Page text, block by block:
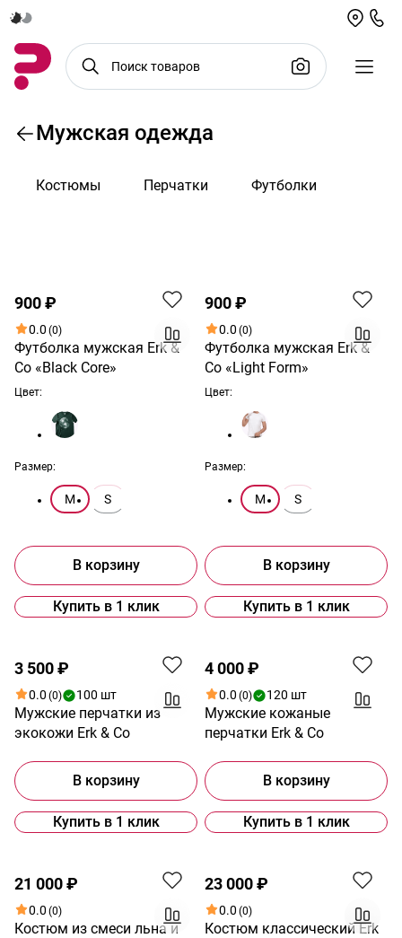
Мужская одежда
Костюмы Перчатки Футболки
900 ₽
0.0 (0)
Футболка мужская Erk &
Co «Black Core»
Цвет:
Размер:
M S
В корзину
Купить в 1 клик
900 ₽
0.0 (0)
Футболка мужская Erk &
Co «Light Form»
Цвет:
Размер:
M S
В корзину
Купить в 1 клик
3 500 ₽
0.0 (0) 100 шт
Мужские перчатки из
экокожи Erk & Co
В корзину
Купить в 1 клик
4 000 ₽
0.0 (0) 120 шт
Мужские кожаные
перчатки Erk & Co
В корзину
Купить в 1 клик
Новинка
21 000 ₽
0.0 (0)
Костюм из смеси льна и
Новинка
23 000 ₽
0.0 (0)
Костюм классический Erk